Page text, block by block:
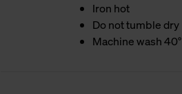
Iron hot
Do not tumble dry
Machine wash 40°